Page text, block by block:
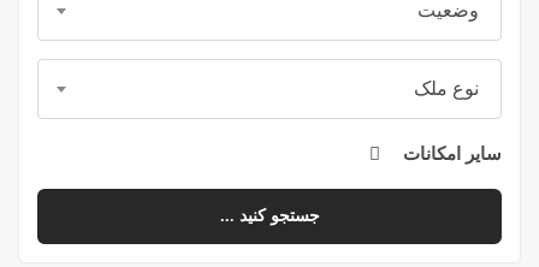
وضعیت
نوع ملک
سایر امکانات
جستجو کنید ...